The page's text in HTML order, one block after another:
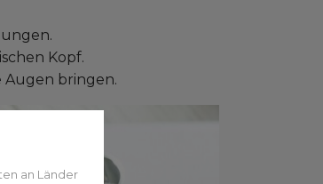
Kopf.
bringen.
an Länder